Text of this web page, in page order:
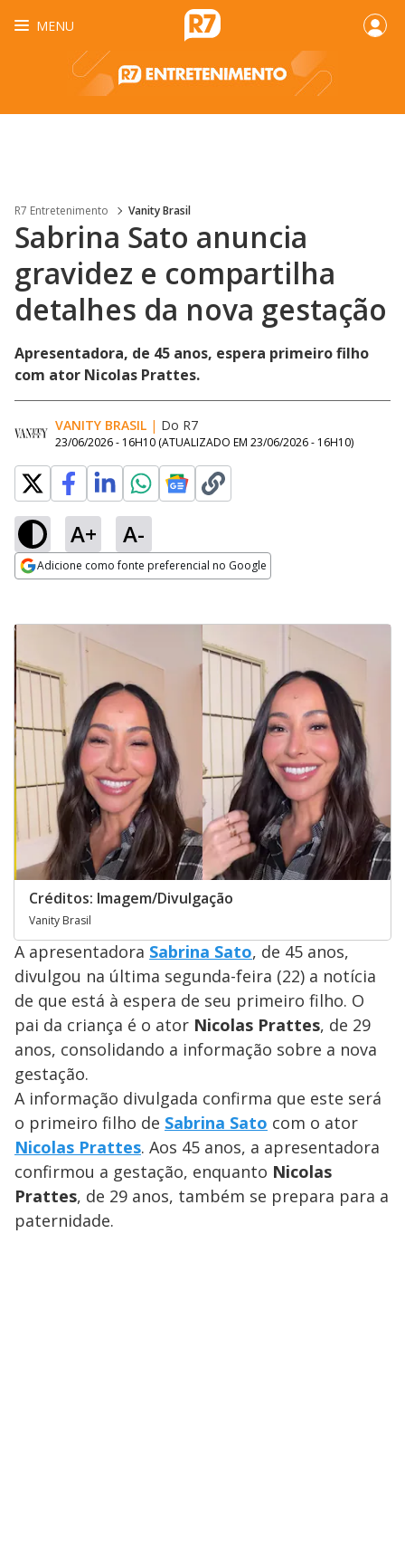
MENU
R7 Entretenimento Vanity Brasil
Sabrina Sato anuncia
gravidez e compartilha
detalhes da nova gestação
Apresentadora, de 45 anos, espera primeiro filho
com ator Nicolas Prattes.
VANITY BRASIL | Do R7
23/06/2026 - 16H10 (ATUALIZADO EM 23/06/2026 - 16H10)
A+ A-
Adicione como fonte preferencial no Google
Créditos: Imagem/Divulgação
Vanity Brasil
A apresentadora Sabrina Sato, de 45 anos,
divulgou na última segunda-feira (22) a notícia
de que está à espera de seu primeiro filho. O
pai da criança é o ator Nicolas Prattes, de 29
anos, consolidando a informação sobre a nova
gestação.
A informação divulgada confirma que este será
o primeiro filho de Sabrina Sato com o ator
Nicolas Prattes. Aos 45 anos, a apresentadora
confirmou a gestação, enquanto Nicolas
Prattes, de 29 anos, também se prepara para a
paternidade.